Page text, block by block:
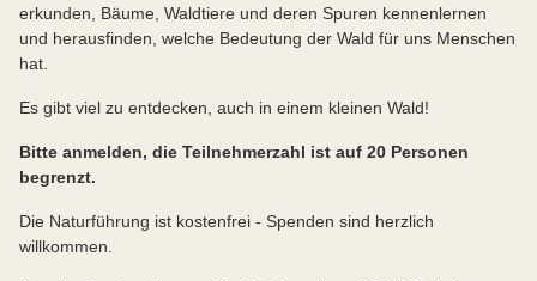
erkunden, Bäume, Waldtiere und deren Spuren kennenlernen
und herausfinden, welche Bedeutung der Wald für uns Menschen
hat.
Es gibt viel zu entdecken, auch in einem kleinen Wald!
Bitte anmelden, die Teilnehmerzahl ist auf 20 Personen
begrenzt.
Die Naturführung ist kostenfrei - Spenden sind herzlich
willkommen.